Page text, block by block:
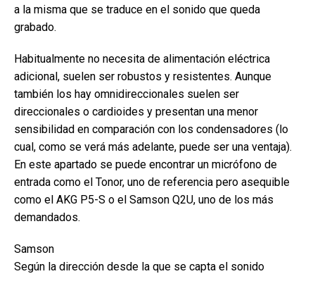
a la misma que se traduce en el sonido que queda
grabado.
Habitualmente no necesita de alimentación eléctrica
adicional, suelen ser robustos y resistentes. Aunque
también los hay omnidireccionales suelen ser
direccionales o cardioides y presentan una menor
sensibilidad en comparación con los condensadores (lo
cual, como se verá más adelante, puede ser una ventaja).
En este apartado se puede encontrar un micrófono de
entrada como el Tonor, uno de referencia pero asequible
como el AKG P5-S o el Samson Q2U, uno de los más
demandados.
Samson
Según la dirección desde la que se capta el sonido